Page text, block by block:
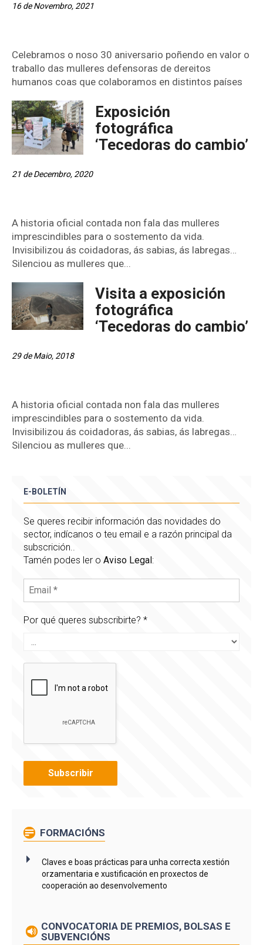
16 de Novembro, 2021
Celebramos o noso 30 aniversario poñendo en valor o
traballo das mulleres defensoras de dereitos
humanos coas que colaboramos en distintos países
Exposición
fotográfica
‘Tecedoras do cambio’
21 de Decembro, 2020
A historia oficial contada non fala das mulleres
imprescindibles para o sostemento da vida.
Invisibilizou ás coidadoras, ás sabias, ás labregas…
Silenciou as mulleres que...
Visita a exposición
fotográfica
‘Tecedoras do cambio’
29 de Maio, 2018
A historia oficial contada non fala das mulleres
imprescindibles para o sostemento da vida.
Invisibilizou ás coidadoras, ás sabias, ás labregas…
Silenciou as mulleres que...
E-BOLETÍN
Se queres recibir información das novidades do
sector, indícanos o teu email e a razón principal da
subscrición..
Tamén podes ler o Aviso Legal:
Por qué queres subscribirte? *
FORMACIÓNS
Claves e boas prácticas para unha correcta xestión
orzamentaria e xustificación en proxectos de
cooperación ao desenvolvemento
CONVOCATORIA DE PREMIOS, BOLSAS E
SUBVENCIÓNS